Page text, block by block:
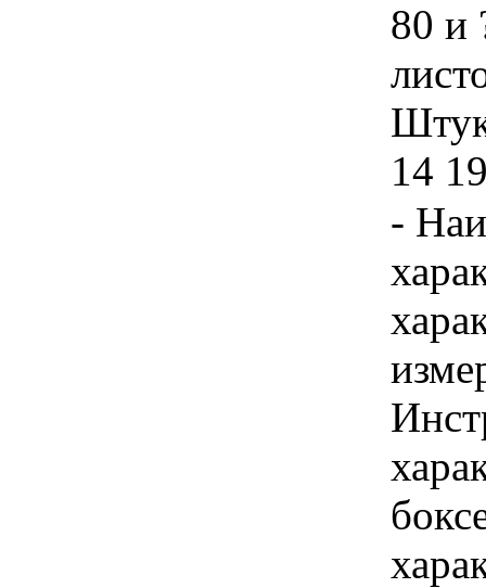
80 и
14
-